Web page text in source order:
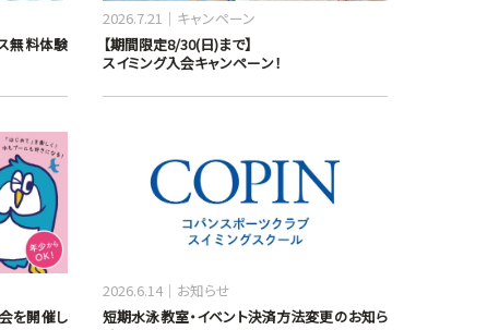
無料体験
【期間限定8/30(日)まで】
スイミング入会キャンペーン！
2026.7.21 キャンペーン
を開催し
短期水泳教室・イベント決済方法変更のお知ら
2026.6.14 お知らせ